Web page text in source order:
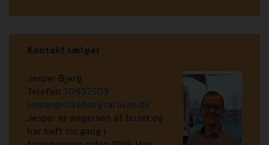
Kontakt sælger
Jesper Bjerg
Telefon 30637503
jesper@silkeborgcaravan.dk
Jesper er svigersøn af huset og
har haft sin gang i